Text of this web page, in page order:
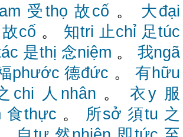
受thọ 故cố 。 大đại
故cố 。 知tri 止chỉ 足túc
是thị 念niệm 。 我ngã
phước 德đức 。有hữu
chi 人nhân 。 衣y 服
食thực 。 所sở 須tu 之